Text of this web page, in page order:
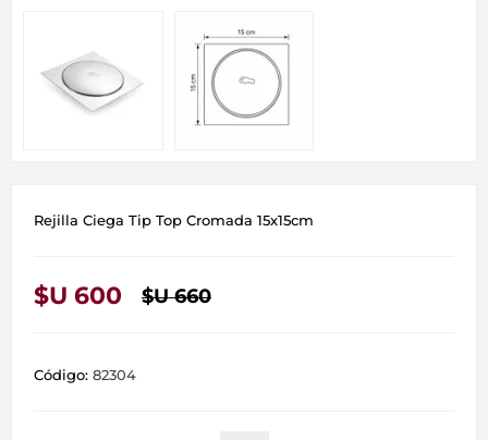
Rejilla Ciega Tip Top Cromada 15x15cm
$U 600 $U 660
Código: 82304